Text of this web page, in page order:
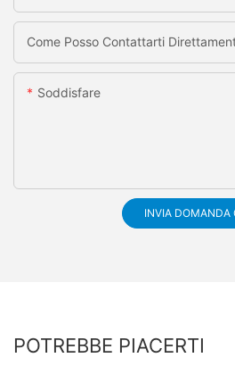
Come Posso Contattarti
Soddisfare
INVIA DOMANDA
POTREBBE PIACERTI